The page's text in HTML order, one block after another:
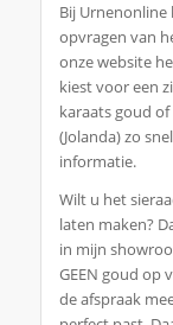
Bij
opvragen van
onze website
kiest voor een
karaats goud
(Jolanda) zo
informatie.
Wilt u het
laten maken?
in mijn
GEEN goud op
de afspraak